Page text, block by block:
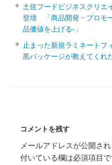
土佐フードビジネスクリエ
登壇 「商品開発・プロモ
品価値を上げる‐」
止まった新規ラミネートフ
黒パッケージが教えてくれ
コメントを残す
メールアドレスが公開さ
付いている欄は必須項目